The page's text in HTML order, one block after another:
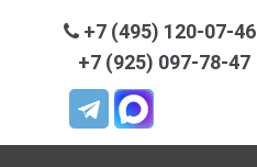
+7 (495) 120-07-46
+7 (925) 097-78-47